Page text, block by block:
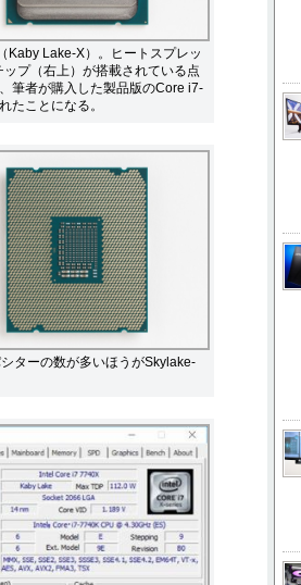
Lake-X）。ヒートスプレッ
プ（右上）が搭載されている点
筆者が購入した製品版のCore i7-
たことになる。
ターの数が多いほうがSkylake-